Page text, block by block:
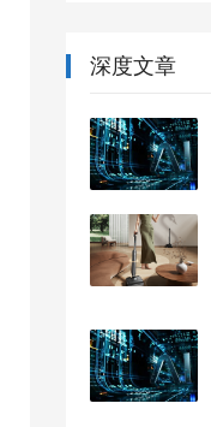
深度文章